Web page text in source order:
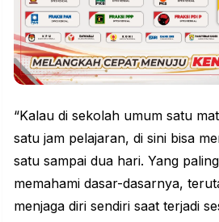
“Kalau di sekolah umum satu
satu jam pelajaran, di sini bisa
satu sampai dua hari. Yang
memahami dasar-dasarnya,
menjaga diri sendiri saat terjadi